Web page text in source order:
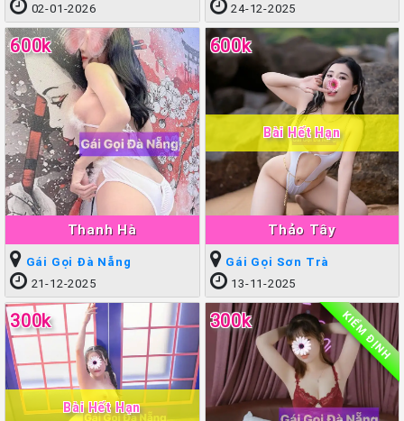
02-01-2026
24-12-2025
Thanh Hà
600k
Gái Gọi Đà Nẵng
21-12-2025
Thảo Tây
600k
Bài Hết Hạn
Gái Gọi Sơn Trà
13-11-2025
300k
Bài Hết Hạn
300k KIỂM ĐỊNH